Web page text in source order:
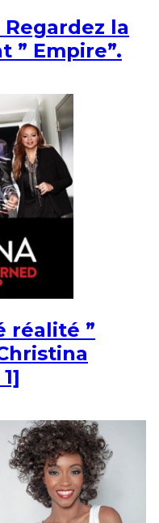
la
” Empire”.
réalité ”